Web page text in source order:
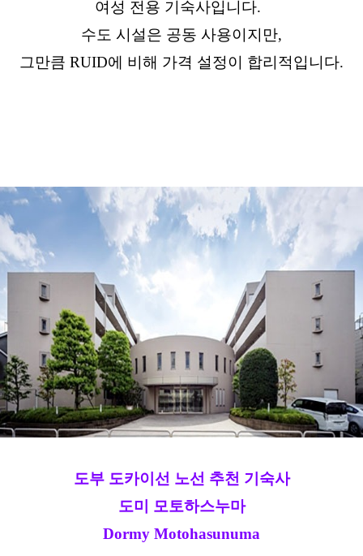
여성 전용 기숙사입니다.
수도 시설은 공동 사용이지만,
그만큼 RUID에 비해 가격 설정이 합리적입니다.
도부 도카이선 노선 추천 기숙사
도미 모토하스누마
Dormy Motohasunuma